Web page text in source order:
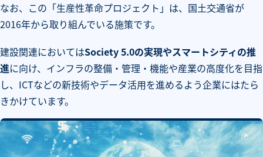
なお、この「生産性革命プロジェクト」は、国土交通省が
2016年から取り組んでいる施策です。
建設関連においてはSociety 5.0の実現やスマートシティの推
進に向け、インフラの整備・管理・機能や産業の高度化を目指
し、ICTなどの新技術やデータ活用を進めるよう企業にはたら
きかけています。